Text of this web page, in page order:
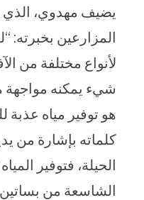
يضيف مهدوي،
المزارعين بخبرته:
لأنواع مختلفة من
شيء يمكنه مواجهة
هو توفير مياه عذبة
كلماته بإشارة من
الحيلة، فتوفير
الشاسعة من بساتين